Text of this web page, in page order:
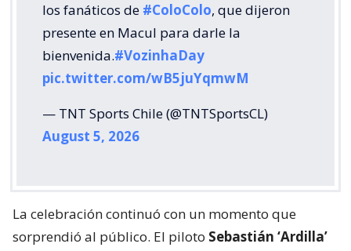
los fanáticos de #ColoColo, que dijeron
presente en Macul para darle la
bienvenida.#VozinhaDay
pic.twitter.com/wB5juYqmwM
— TNT Sports Chile (@TNTSportsCL)
August 5, 2026
La celebración continuó con un momento que
sorprendió al público. El piloto Sebastián ‘Ardilla’